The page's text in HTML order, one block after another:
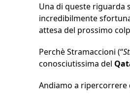
Una di queste riguarda
incredibilmente
attesa del prossimo
Perchè Stramaccioni (“
conosciutissima del
Andiamo a ripercorrere